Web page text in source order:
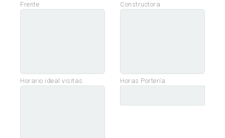
Frente
Constructora
Horario ideal visitas Horas Portería